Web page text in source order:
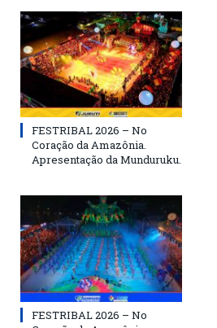
FESTRIBAL 2026 – No
Coração da Amazônia.
Apresentação da Munduruku.
FESTRIBAL 2026 – No